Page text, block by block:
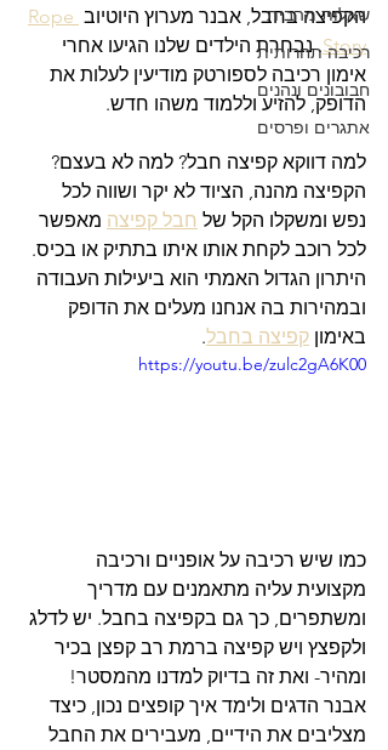
שאלות מהבית
רכיבה תחרותית
חבובונים ונהנים
אתגרים ופרסים
הקפיצה בחבל, אבנר מערוץ היוטיוב Rope
Story. נבחרת הילדים שלנו הגיעו אחרי
אימון רכיבה לספורטק מודיעין לעלות את
הדופק, להזיע וללמוד משהו חדש.
למה דווקא קפיצה חבל? למה לא בעצם?
הקפיצה מהנה, הציוד לא יקר ושווה לכל
נפש ומשקלו הקל של חבל קפיצה מאפשר
לכל רוכב לקחת אותו איתו בתתיק או בכיס.
היתרון הגדול האמתי הוא ביעילות העבודה
ובמהירות בה אנחנו מעלים את הדופק
באימון קפיצה בחבל.
https://youtu.be/zulc2gA6K00
כמו שיש רכיבה על אופניים ורכיבה
מקצועית עליה מתאמנים עם מדריך
ומשתפרים, כך גם בקפיצה בחבל. יש לדלג
ולקפצץ ויש קפיצה ברמת רב קפצן בכיר
ומהיר- ואת זה בדיוק למדנו מהמסטר!
אבנר הדגים ולימד איך קופצים נכון, כיצד
מצליבים את הידיים, מעבירים את החבל